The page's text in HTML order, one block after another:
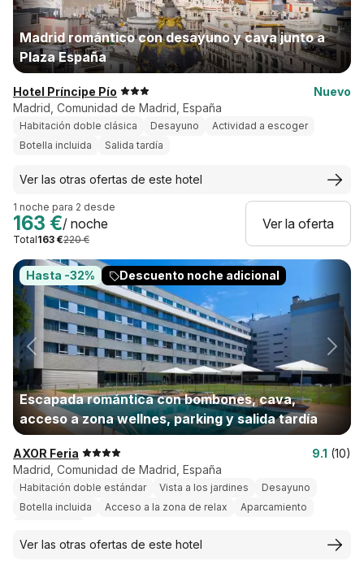
Madrid romántico con desayuno y cava junto a
Plaza España
Hotel Príncipe Pío
Nuevo
Madrid, Comunidad de Madrid, España
Habitación doble clásica Desayuno
Actividad a escoger
Botella incluida
Salida tardía
Ver las otras ofertas de este hotel
1 noche para 2 desde
163 €/ noche
Total163 €220 €
Ver la oferta
Hasta -32% Descuento noche adicional
Escapada romántica con bombones, cava,
acceso a zona wellnes, parking y salida tardía
AXOR Feria 9.1 (10)
Madrid, Comunidad de Madrid, España
Habitación doble estándar Vista a los jardines
Desayuno
Botella incluida
Acceso a la zona de relax
Aparcamiento
Ver las otras ofertas de este hotel